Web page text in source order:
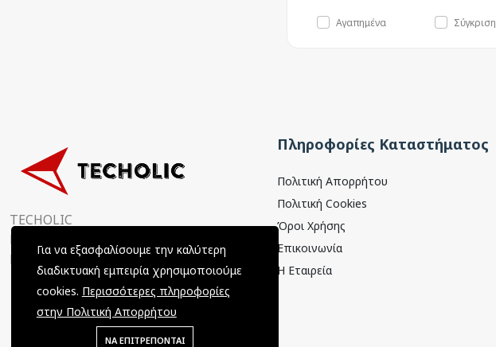
Αγαπημένα Σύγκριση
TECHOLIC
Παραμυθιάς 4, 15354
Γλυκά Νερά, Αττική, Ελλάδα
Πληροφορίες Καταστήματος
Πολιτική Απορρήτου
Πολιτική Cookies
Όροι Χρήσης
Επικοινωνία
Η Εταιρεία
Για να εξασφαλίσουμε την καλύτερη
διαδικτυακή εμπειρία χρησιμοποιούμε
cookies. Περισσότερες πληροφορίες
στην Πολιτική Απορρήτου
ΝΑ ΕΠΙΤΡΕΠΟΝΤΑΙ